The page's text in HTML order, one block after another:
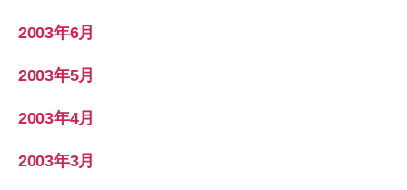
2003年6月
2003年5月
2003年4月
2003年3月